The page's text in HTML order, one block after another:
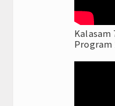
Kalasam
Program